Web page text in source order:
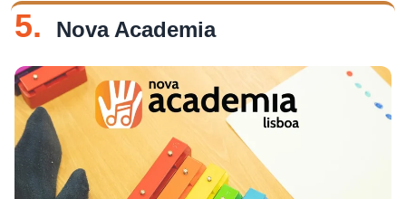
5. Nova Academia